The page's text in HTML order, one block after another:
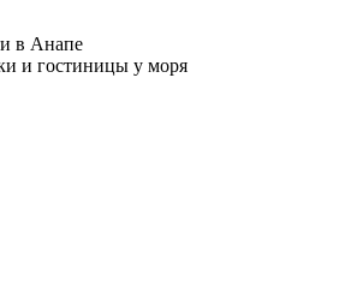
в Анапе
и гостиницы у моря